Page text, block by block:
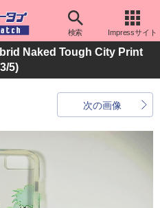
検索 Impressサイト
Naked Tough City Print
5)
次の画像